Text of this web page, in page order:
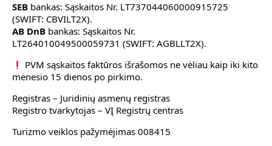
SEB bankas: Sąskaitos Nr. LT737044060000915725
(SWIFT: CBVILT2X).
AB DnB bankas: Sąskaitos Nr.
LT264010049500059731 (SWIFT: AGBLLT2X).
PVM sąskaitos faktūros išrašomos ne vėliau kaip iki kito
mėnesio 15 dienos po pirkimo.
Registras – Juridinių asmenų registras
Registro tvarkytojas – VĮ Registrų centras
Turizmo veiklos pažymėjimas 008415